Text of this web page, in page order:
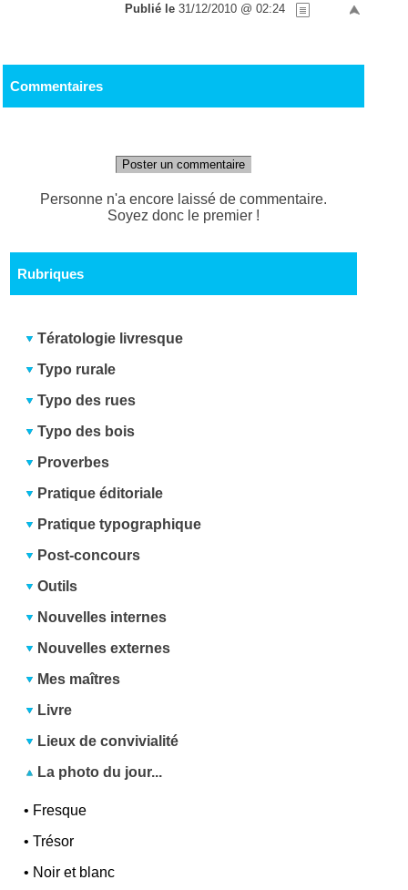
Publié le 31/12/2010 @ 02:24
Commentaires
Poster un commentaire
Personne n'a encore laissé de commentaire.
Soyez donc le premier !
Rubriques
Tératologie livresque
Typo rurale
Typo des rues
Typo des bois
Proverbes
Pratique éditoriale
Pratique typographique
Post-concours
Outils
Nouvelles internes
Nouvelles externes
Mes maîtres
Livre
Lieux de convivialité
La photo du jour...
• Fresque
•Trésor
• Noir et blanc